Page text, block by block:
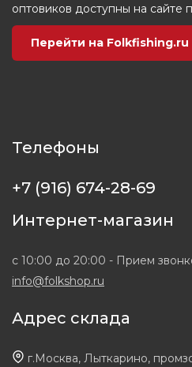
оптовиков доступны на сайте
Перейти на Folkfishing.ru
Телефоны
+7 (916) 674-28-69
Интернет-магазин
с 10:00 до 20:00 - Прием
info@folkshop.ru
Адрес склада
г.Москва, Лыткарино,